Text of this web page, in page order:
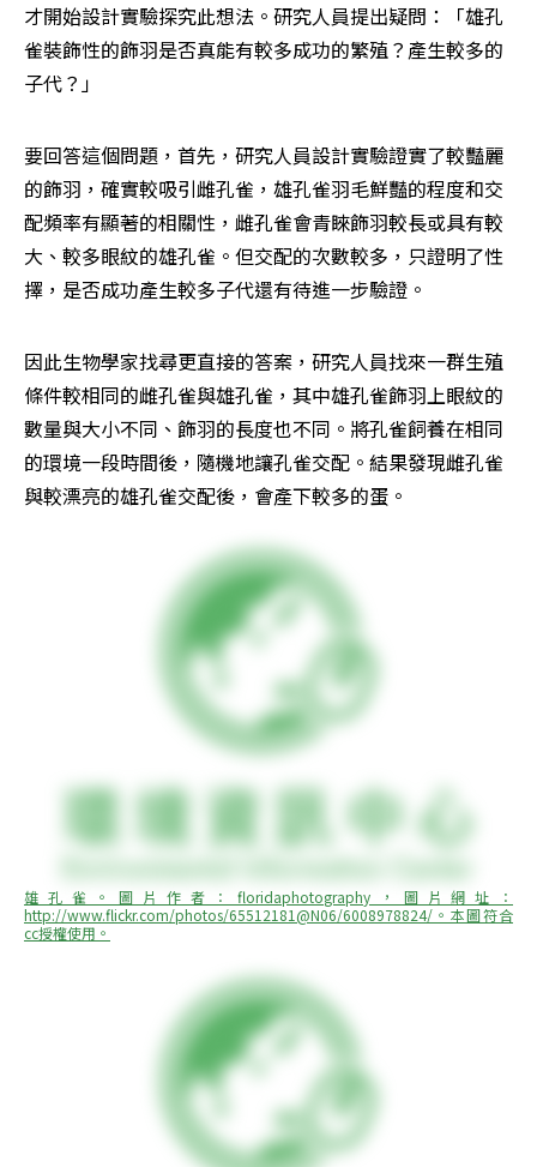
才開始設計實驗探究此想法。研究人員提出疑問：「雄孔
雀裝飾性的飾羽是否真能有較多成功的繁殖？產生較多的
子代？」
要回答這個問題，首先，研究人員設計實驗證實了較豔麗
的飾羽，確實較吸引雌孔雀，雄孔雀羽毛鮮豔的程度和交
配頻率有顯著的相關性，雌孔雀會青睞飾羽較長或具有較
大、較多眼紋的雄孔雀。但交配的次數較多，只證明了性
擇，是否成功產生較多子代還有待進一步驗證。
因此生物學家找尋更直接的答案，研究人員找來一群生殖
條件較相同的雌孔雀與雄孔雀，其中雄孔雀飾羽上眼紋的
數量與大小不同、飾羽的長度也不同。將孔雀飼養在相同
的環境一段時間後，隨機地讓孔雀交配。結果發現雌孔雀
與較漂亮的雄孔雀交配後，會產下較多的蛋。
雄孔雀。圖片作者：floridaphotography，圖片網址：
http://www.flickr.com/photos/65512181@N06/6008978824/。本圖符合
cc授權使用。